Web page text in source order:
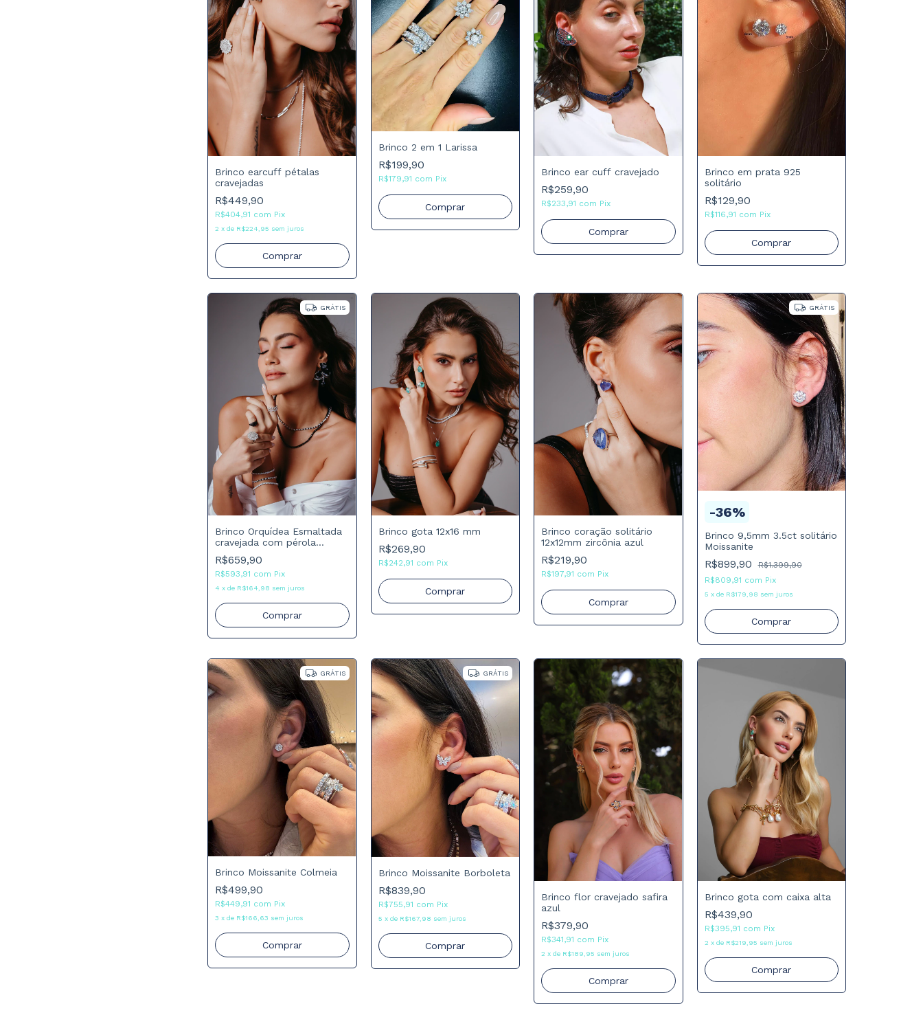
Brinco earcuff pétalas
cravejadas
R$449,90
R$404,91 com Pix
2 x de R$224,95 sem juros
Comprar
Brinco 2 em 1 Larissa
R$199,90
R$179,91 com Pix
Comprar
Brinco ear cuff cravejado
R$259,90
R$233,91 com Pix
Comprar
Brinco em prata 925
solitário
R$129,90
R$116,91 com Pix
Comprar
GRÁTIS
Brinco Orquídea Esmaltada
cravejada com pérola
barroca
R$659,90
R$593,91 com Pix
4 x de R$164,98 sem juros
Comprar
Brinco gota 12x16 mm
R$269,90
R$242,91 com Pix
Comprar
Brinco coração solitário
12x12mm zircônia azul
R$219,90
R$197,91 com Pix
Comprar
GRÁTIS
-36%
Brinco 9,5mm 3.5ct solitário
Moissanite
R$899,90
R$1.399,90
R$809,91 com Pix
5 x de R$179,98 sem juros
Comprar
GRÁTIS
Brinco Moissanite Colmeia
R$499,90
R$449,91 com Pix
3 x de R$166,63 sem juros
Comprar
GRÁTIS
Brinco Moissanite Borboleta
R$839,90
R$755,91 com Pix
5 x de R$167,98 sem juros
Comprar
Brinco flor cravejado safira
azul
R$379,90
R$341,91 com Pix
2 x de R$189,95 sem juros
Comprar
Brinco gota com caixa alta
R$439,90
R$395,91 com Pix
2 x de R$219,95 sem juros
Comprar